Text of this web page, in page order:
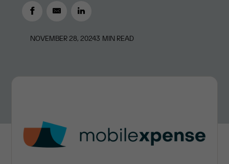
NOVEMBER 28, 20243 MIN READ